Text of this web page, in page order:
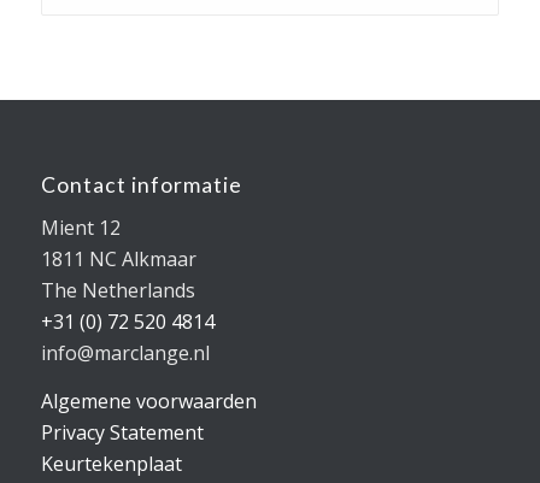
Contact informatie
Mient 12
1811 NC Alkmaar
The Netherlands
+31 (0) 72 520 4814
info@marclange.nl
Algemene voorwaarden
Privacy Statement
Keurtekenplaat